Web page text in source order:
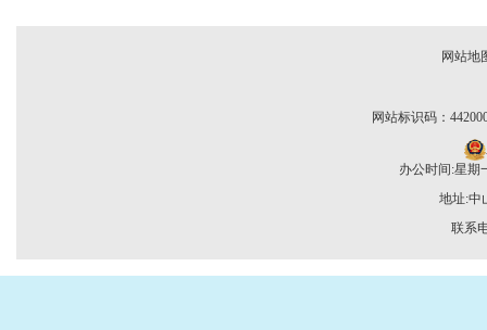
网站地
网站标识码：
办公时间:星期
地址:中
联系